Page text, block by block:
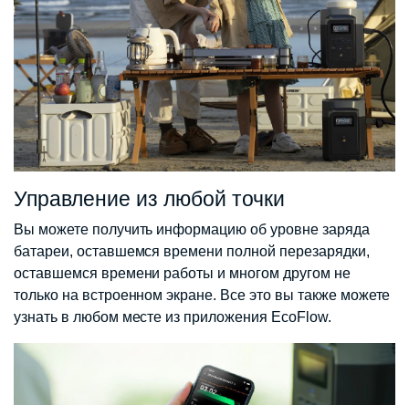
Управление из любой точки
Вы можете получить информацию об уровне заряда
батареи, оставшемся времени полной перезарядки,
оставшемся времени работы и многом другом не
только на встроенном экране. Все это вы также можете
узнать в любом месте из приложения EcoFlow.